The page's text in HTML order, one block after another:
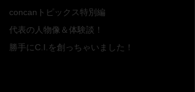
concanトピックス特別編
代表の人物像＆体験談！
勝手にC.I.を創っちゃいました！